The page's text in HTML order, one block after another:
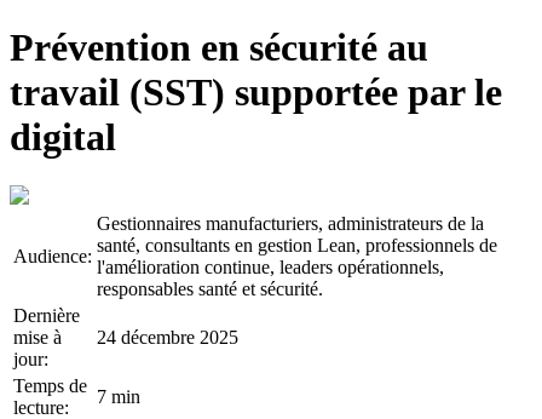
Prévention en sécurité au
travail (SST) supportée par le
digital
Audience:
Gestionnaires manufacturiers, administrateurs de la
santé, consultants en gestion Lean, professionnels de
l'amélioration continue, leaders opérationnels,
responsables santé et sécurité.
Dernière
mise à
jour:
24 décembre 2025
Temps de
lecture:
7 min